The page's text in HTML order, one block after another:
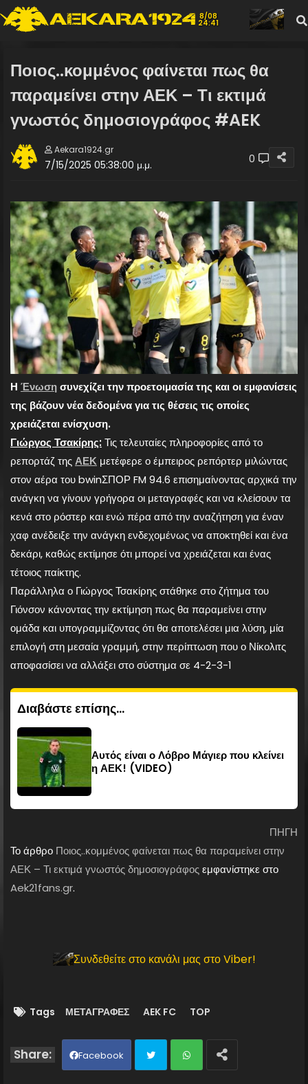
8/08
24:41
Ποιος..κομμένος φαίνεται πως θα
παραμείνει στην ΑΕΚ – Τι εκτιμά
γνωστός δημοσιογράφος #AEK
Aekara1924.gr
7/15/2025 05:38:00 μ.μ. 0
Η Ένωσησυνεχίζει την προετοιμασία της και οι εμφανίσεις
της βάζουν νέα δεδομένα για τις θέσεις τις οποίες
χρειάζεται ενίσχυση.
Γιώργος Τσακίρης: Τις τελευταίες πληροφορίες από το
ρεπορτάζ τηςΑΕΚ μετέφερε ο έμπειρος ρεπόρτερ μιλώντας
στον αέρα του bwinΣΠΟΡ FM 94.6 επισημαίνοντας αρχικά την
ανάγκη να γίνουν γρήγορα οι μεταγραφές και να κλείσουν τα
κενά στο ρόστερ και ενώ πέρα από την αναζήτηση για έναν
χαφ ανέδειξε την ανάγκη ενδεχομένως να αποκτηθεί και ένα
δεκάρι, καθώς εκτίμησε ότι μπορεί να χρειάζεται και ένας
τέτοιος παίκτης.
Παράλληλα ο Γιώργος Τσακίρης στάθηκε στο ζήτημα του
Γιόνσον κάνοντας την εκτίμηση πως θα παραμείνει στην
ομάδα και υπογραμμίζοντας ότι θα αποτελέσει μια λύση, μία
επιλογή στη μεσαία γραμμή, στην περίπτωση που ο Νίκολιτς
αποφασίσει να αλλάξει στο σύστημα σε 4-2-3-1
Διαβάστε επίσης...
Αυτός είναι ο Λόβρο Μάγιερ που κλείνει
η ΑΕΚ! (VIDEO)
ΠΗΓΗ
Το άρθρο Ποιος..κομμένος φαίνεται πως θα παραμείνει στην
ΑΕΚ – Τι εκτιμά γνωστός δημοσιογράφοςεμφανίστηκε στο
Aek21fans.gr.
Συνδεθείτε στο κανάλι μας στο Viber!
Tags ΜΕΤΑΓΡΑΦΕΣ AEK FC TOP
Facebook